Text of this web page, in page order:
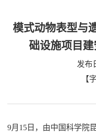
模式动物表型与
础设施项目
发布
【
9月15日，由中国科学院